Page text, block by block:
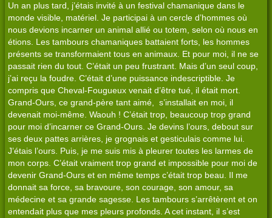
Un an plus tard, j’étais invité à un festival chamanique dans le
monde visible, matériel. Je participai à un cercle d’hommes où
nous devions incarner un animal allié ou totem, selon où nous en
étions. Les tambours chamaniques battaient forts, les hommes
présents se transformaient tous en animaux. Et pour moi, il ne se
passait rien du tout. C’était un peu frustrant. Mais d’un seul coup,
j’ai reçu la foudre. C’était d’une puissance indescriptible. Je
compris que Cheval-Fougueux venait d’être tué, il était mort.
Grand-Ours, ce grand-père tant aimé, s’installait en moi, il
devenait moi-même. Waouh ! C’était trop, beaucoup trop grand
pour moi d’incarner ce Grand-Ours. Je devins l’ours, debout sur
ses deux pattes arrières, je grognais et gesticulais comme lui.
J’étais l’ours. Puis, je me suis mis à pleurer toutes les larmes de
mon corps. C’était vraiment trop grand et impossible pour moi de
devenir Grand-Ours et en même temps c’était trop beau. Il me
donnait sa force, sa bravoure, son courage, son amour, sa
médecine et sa grande sagesse. Les tambours s’arrêtèrent et on
entendait plus que mes pleurs profonds. A cet instant, il s’est